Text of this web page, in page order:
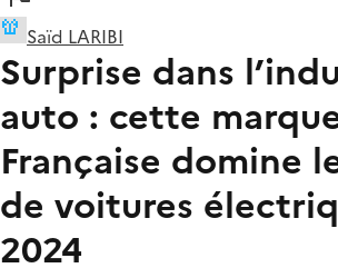
Saïd LARIBI
Surprise dans
auto : cette
Française domine
de voitures
2024